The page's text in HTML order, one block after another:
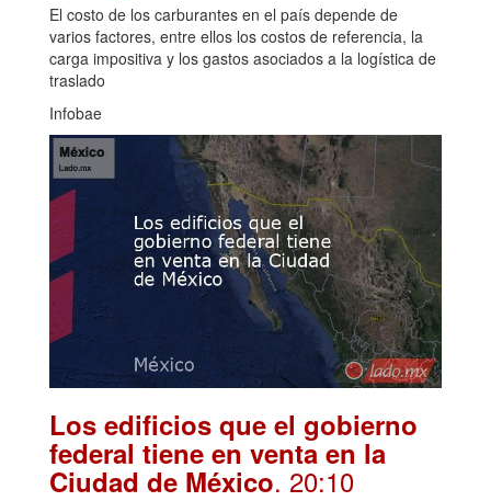
El costo de los carburantes en el país depende de
varios factores, entre ellos los costos de referencia, la
carga impositiva y los gastos asociados a la logística de
traslado
Infobae
Los edificios que el gobierno
federal tiene en venta en la
Ciudad de México. 20:10